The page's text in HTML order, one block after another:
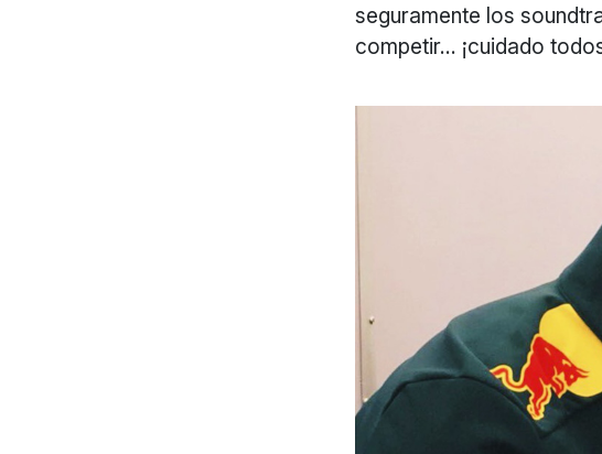
seguramente los
competir… ¡cuidado